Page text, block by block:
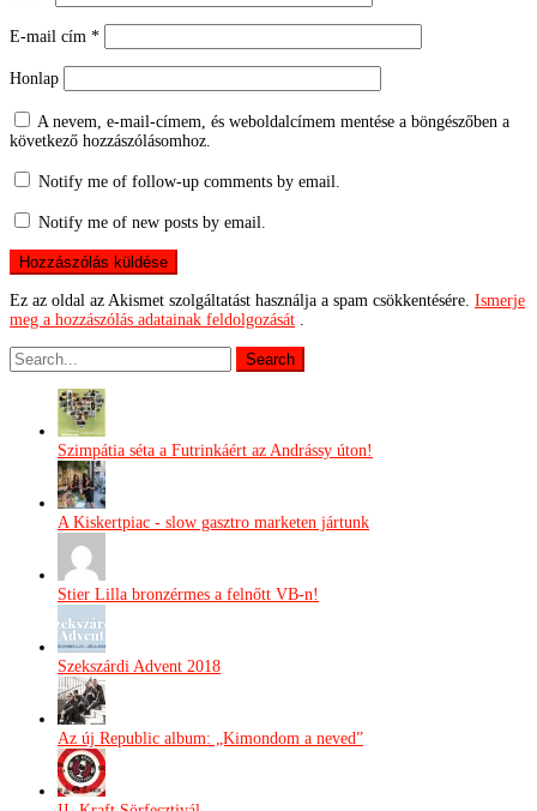
E-mail cím *
Honlap
A nevem, e-mail-címem, és weboldalcímem mentése a böngészőben a
következő hozzászólásomhoz.
Notify me of follow-up comments by email.
Notify me of new posts by email.
Ez az oldal az Akismet szolgáltatást használja a spam csökkentésére. Ismerje
meg a hozzászólás adatainak feldolgozását .
Szimpátia séta a Futrinkáért az Andrássy úton!
A Kiskertpiac - slow gasztro marketen jártunk
Stier Lilla bronzérmes a felnőtt VB-n!
Szekszárdi Advent 2018
Az új Republic album: „Kimondom a neved”